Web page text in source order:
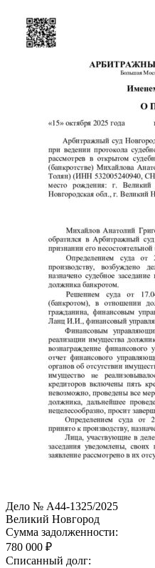
Дело № А44-1325/2025
Великий Новгород
Сумма задолженности:
780 000 ₽
Списанный долг: